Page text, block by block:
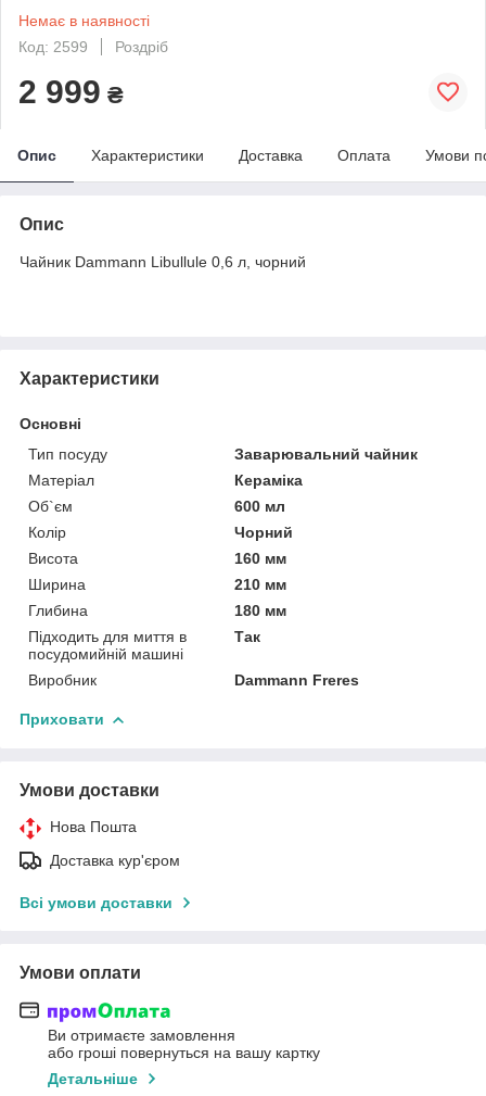
Немає в наявності
Код: 2599
Роздріб
2 999 ₴
Опис Характеристики Доставка Оплата Умови
Опис
Чайник Dammann Libullule 0,6 л, чорний
Характеристики
Основні
Тип посуду
Заварювальний чайник
Матеріал
Кераміка
Об`єм
600 мл
Колір
Чорний
Висота
160 мм
Ширина
210 мм
Глибина
180 мм
Підходить для миття в
посудомийній машині
Так
Виробник Dammann Freres
Приховати
Умови доставки
Нова Пошта
Доставка кур'єром
Всі умови доставки
Умови оплати
Ви отримаєте замовлення
або гроші повернуться на вашу картку
Детальніше